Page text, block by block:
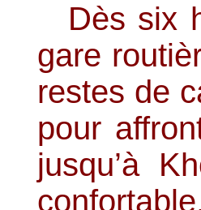
Dès six
gare
restes de
pour
jusqu’à